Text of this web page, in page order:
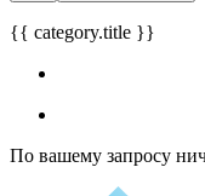
{{ category.title }}
По вашему запросу